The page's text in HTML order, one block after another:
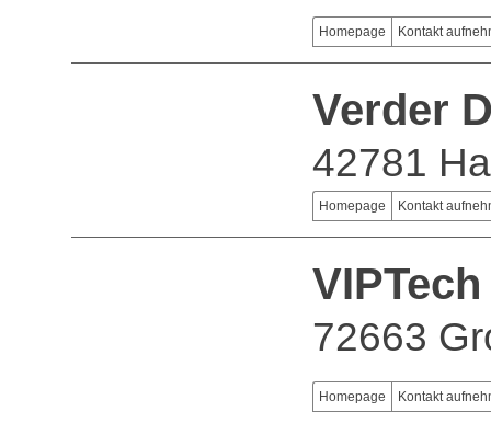
Homepage Kontakt
Verder
42781
Homepage Kontakt
72663
Homepage Kontakt